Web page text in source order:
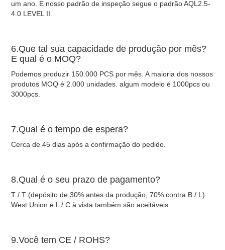
um ano. E nosso padrão de inspeção segue o padrão AQL2.5-
4.0 LEVEL II.
6.Que tal sua capacidade de produção por mês?
E qual é o MOQ?
Podemos produzir 150.000 PCS por mês. A maioria dos nossos
produtos MOQ é 2.000 unidades. algum modelo é 1000pcs ou
3000pcs.
7.Qual é o tempo de espera?
Cerca de 45 dias após a confirmação do pedido.
8.Qual é o seu prazo de pagamento?
T / T (depósito de 30% antes da produção, 70% contra B / L)
West Union e L / C à vista também são aceitáveis.
9.Você tem CE / ROHS?